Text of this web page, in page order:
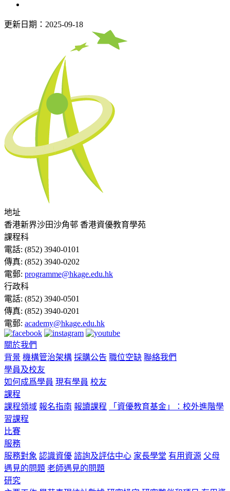
更新日期：2025-09-18
地址
香港新界沙田沙角邨 香港資優教育學苑
課程科
電話: (852) 3940-0101
傳真: (852) 3940-0202
電郵: programme@hkage.edu.hk
行政科
電話: (852) 3940-0501
傳真: (852) 3940-0201
電郵: academy@hkage.edu.hk
關於我們
背景 機構管治架構 採購公告 職位空缺 聯絡我們
學員及校友
如何成爲學員 現有學員 校友
課程
課程領域 報名指南 報讀課程
「資優教育基金」：校外進階學
習課程
比賽
服務
服務對象 認識資優 諮詢及評估中心 家長學堂 有用資源 父母
遇見的問題 老師遇見的問題
研究